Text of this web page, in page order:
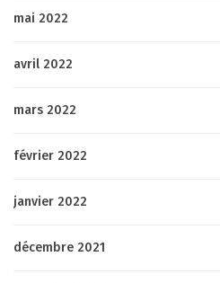
mai 2022
avril 2022
mars 2022
février 2022
janvier 2022
décembre 2021